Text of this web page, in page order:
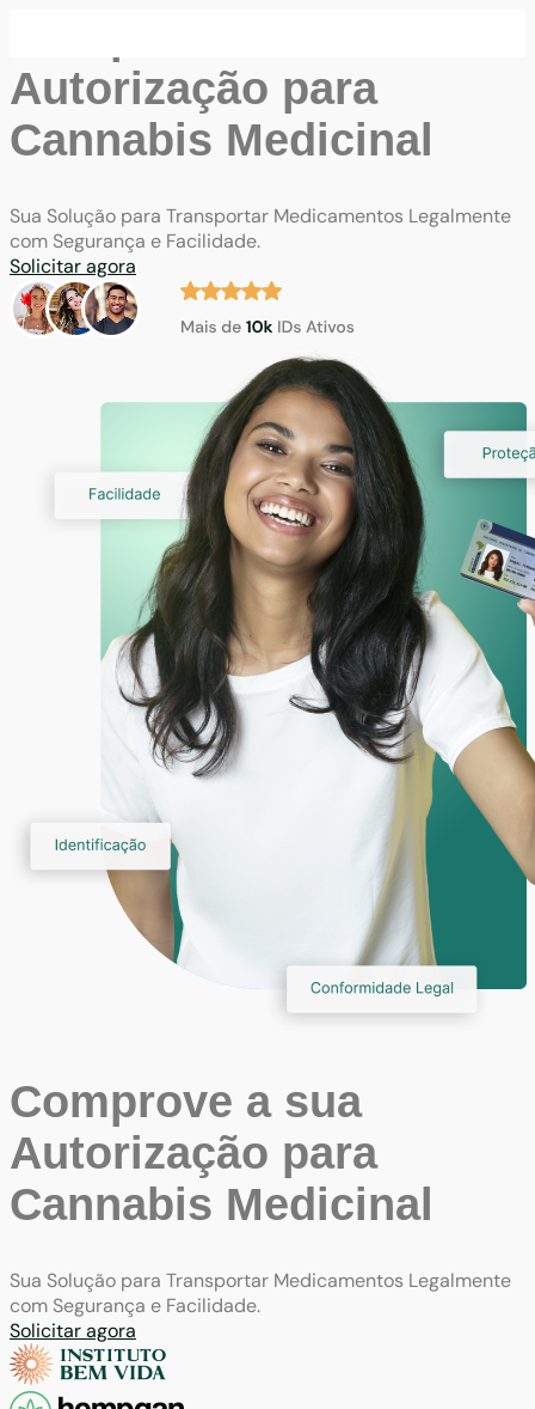
Autorização para
Cannabis Medicinal
Sua Solução para Transportar Medicamentos Legalmente
com Segurança e Facilidade.
Solicitar agora
Comprove a sua
Autorização para
Cannabis Medicinal
Sua Solução para Transportar Medicamentos Legalmente
com Segurança e Facilidade.
Solicitar agora